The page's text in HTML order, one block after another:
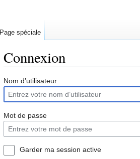
Connexion
Nom d’utilisateur
Mot de passe
Garder ma session active
Page spéciale